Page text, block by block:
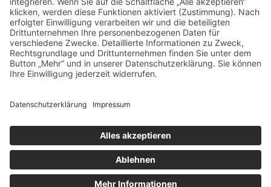
Zum kostenfreien
Online-Coaching
anmelden
© 2026 Reimer Improve Management GmbH